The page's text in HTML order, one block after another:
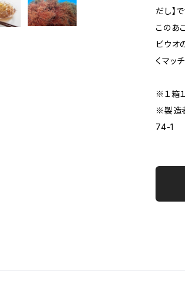
だし】で
このあ
ビウオ
くマッ
※１箱
※製造
74-1